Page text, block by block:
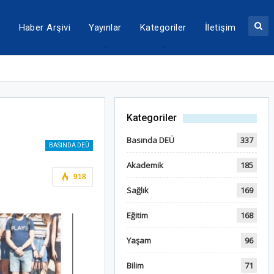
Haber Arşivi Yayınlar Kategoriler İletişim
BASINDA DEÜ
918
Kategoriler
Basında DEÜ 337
Akademik 185
Sağlık 169
Eğitim 168
Yaşam 96
Bilim 71